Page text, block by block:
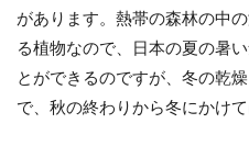
があります。熱帯の森林の中
る植物なので、日本の夏の暑
とができるのですが、冬の乾
で、秋の終わりから冬にかけ